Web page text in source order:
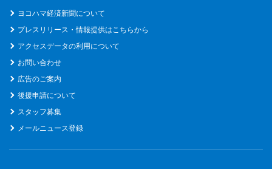
ヨコハマ経済新聞について
プレスリリース・情報提供はこちらから
アクセスデータの利用について
お問い合わせ
広告のご案内
後援申請について
スタッフ募集
メールニュース登録